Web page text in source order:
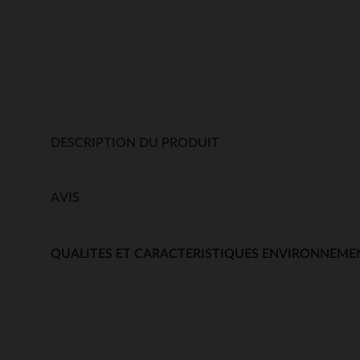
DESCRIPTION DU PRODUIT
AVIS
QUALITES ET CARACTERISTIQUES